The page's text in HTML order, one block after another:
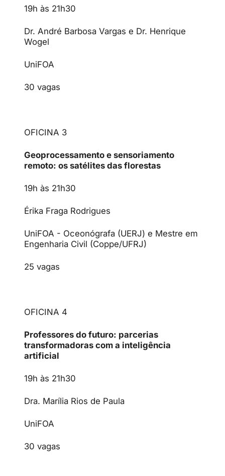
19h às 21h30
Dr. André Barbosa Vargas e Dr. Henrique
Wogel
UniFOA
30 vagas
OFICINA 3
Geoprocessamento e sensoriamento
remoto: os satélites das florestas
19h às 21h30
Érika Fraga Rodrigues
UniFOA - Oceonógrafa (UERJ) e Mestre em
Engenharia Civil (Coppe/UFRJ)
25 vagas
OFICINA 4
Professores do futuro: parcerias
transformadoras com a inteligência
artificial
19h às 21h30
Dra. Marília Rios de Paula
UniFOA
30 vagas